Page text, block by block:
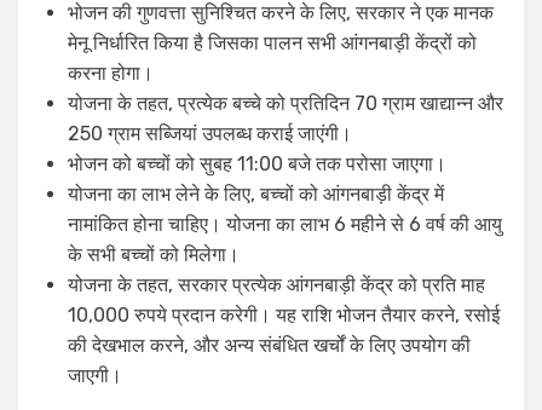
भोजन की गुणवत्ता सुनिश्चित करने के लिए, सरकार ने एक मानक
मेनू निर्धारित किया है जिसका पालन सभी आंगनबाड़ी केंद्रों को
करना होगा।
योजना के तहत, प्रत्येक बच्चे को प्रतिदिन 70 ग्राम खाद्यान्न और
250 ग्राम सब्जियां उपलब्ध कराई जाएंगी।
भोजन को बच्चों को सुबह 11:00 बजे तक परोसा जाएगा।
योजना का लाभ लेने के लिए, बच्चों को आंगनबाड़ी केंद्र में
नामांकित होना चाहिए। योजना का लाभ 6 महीने से 6 वर्ष की आयु
के सभी बच्चों को मिलेगा।
योजना के तहत, सरकार प्रत्येक आंगनबाड़ी केंद्र को प्रति माह
10,000 रुपये प्रदान करेगी। यह राशि भोजन तैयार करने, रसोई
की देखभाल करने, और अन्य संबंधित खर्चों के लिए उपयोग की
जाएगी।